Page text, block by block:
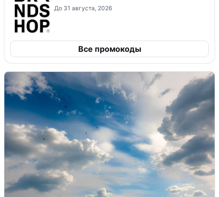
До 31 августа, 2026
Все промокоды